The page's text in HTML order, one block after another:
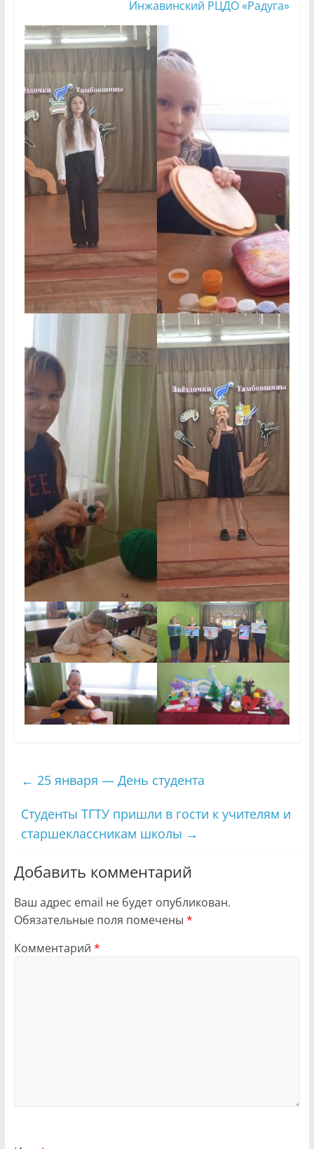
Инжавинский РЦДО «Радуга»
← 25 января — День студента
Студенты ТГТУ пришли в гости к учителям и
старшеклассникам школы →
Добавить комментарий
Ваш адрес email не будет опубликован.
Обязательные поля помечены *
Комментарий *